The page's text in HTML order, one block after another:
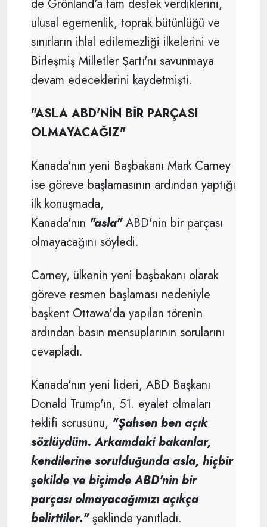
de Grönland'a tam destek verdiklerini,
ulusal egemenlik, toprak bütünlüğü ve
sınırların ihlal edilemezliği ilkelerini ve
Birleşmiş Milletler Şartı'nı savunmaya
devam edeceklerini kaydetmişti.
"ASLA ABD'NİN BİR PARÇASI
OLMAYACAĞIZ"
Kanada'nın yeni Başbakanı Mark Carney
ise göreve başlamasının ardından yaptığı
ilk konuşmada,
Kanada'nın "asla"ABD'nin bir parçası
olmayacağını söyledi.
Carney, ülkenin yeni başbakanı olarak
göreve resmen başlaması nedeniyle
başkent Ottawa'da yapılan törenin
ardından basın mensuplarının sorularını
cevapladı.
Kanada'nın yeni lideri, ABD Başkanı
Donald Trump'ın, 51. eyalet olmaları
teklifi sorusunu, "Şahsen ben açık
sözlüydüm. Arkamdaki bakanlar,
kendilerine sorulduğunda asla, hiçbir
şekilde ve biçimde ABD'nin bir
parçası olmayacağımızı açıkça
belirttiler."şeklinde yanıtladı.